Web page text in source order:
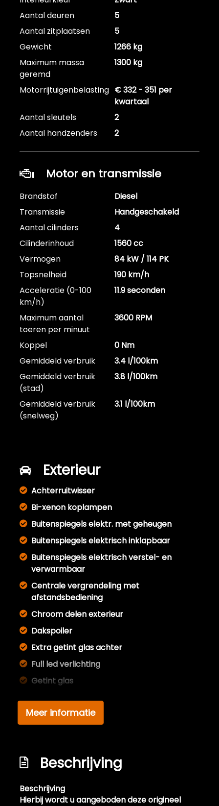
Aantal deuren
5
Aantal zitplaatsen
5
Gewicht
1266 kg
Maximum massa
geremd
1300 kg
Motorrijtuigenbelasting € 332 - 351 per
kwartaal
Aantal sleutels
2
Aantal handzenders
2
Motor en transmissie
Brandstof
Diesel
Transmissie
Handgeschakeld
Aantal cilinders
4
Cilinderinhoud
1560 cc
Vermogen
84 kW / 114 PK
Topsnelheid
190 km/h
Acceleratie (0-100
km/h)
11.9 seconden
Maximum aantal
toeren per minuut
3600 RPM
Koppel
0 Nm
Gemiddeld verbruik
3.4 l/100km
Gemiddeld verbruik
(stad)
3.8 l/100km
Gemiddeld verbruik
(snelweg)
3.1 l/100km
Exterieur
Achterruitwisser
Bi-xenon koplampen
Buitenspiegels elektr. met geheugen
Buitenspiegels elektrisch inklapbaar
Buitenspiegels elektrisch verstel- en
verwarmbaar
Centrale vergrendeling met
afstandsbediening
Chroom delen exterieur
Dakspoiler
Extra getint glas achter
Full led verlichting
Getint glas
Koplampen adaptief
Led dagrijverlichting
Lichtmetalen velgen 18"
Meer informatie
Beschrijving
Beschrijving
Hierbij wordt u aangeboden deze origineel